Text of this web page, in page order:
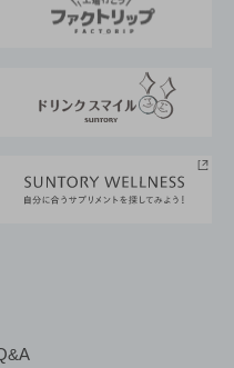
ビリティ経営